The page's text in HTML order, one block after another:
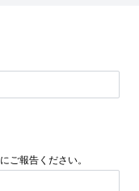
ご報告ください。